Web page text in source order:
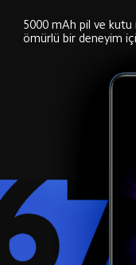
5000 mAh pil ve kutu
ömürlü bir deneyim